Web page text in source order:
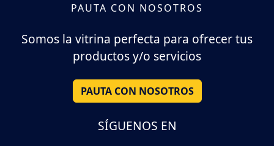
PAUTA CON NOSOTROS
Somos la vitrina perfecta para ofrecer tus
productos y/o servicios
PAUTA CON NOSOTROS
SÍGUENOS EN